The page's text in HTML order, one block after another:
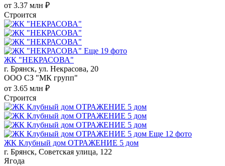
от 3.37 млн ₽
Строится
Еще 19 фото
ЖК "НЕКРАСОВА"
г. Брянск, ул. Некрасова, 20
ООО СЗ "МК групп"
от 3.65 млн ₽
Строится
Еще 12 фото
ЖК Клубный дом ОТРАЖЕНИЕ 5 дом
г. Брянск, Советская улица, 122
Ягода